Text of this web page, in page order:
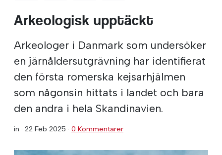
Arkeologisk upptäckt
Arkeologer i Danmark som undersöker
en järnåldersutgrävning har identifierat
den första romerska kejsarhjälmen
som någonsin hittats i landet och bara
den andra i hela Skandinavien.
in · 22 Feb 2025 · 0 Kommentarer